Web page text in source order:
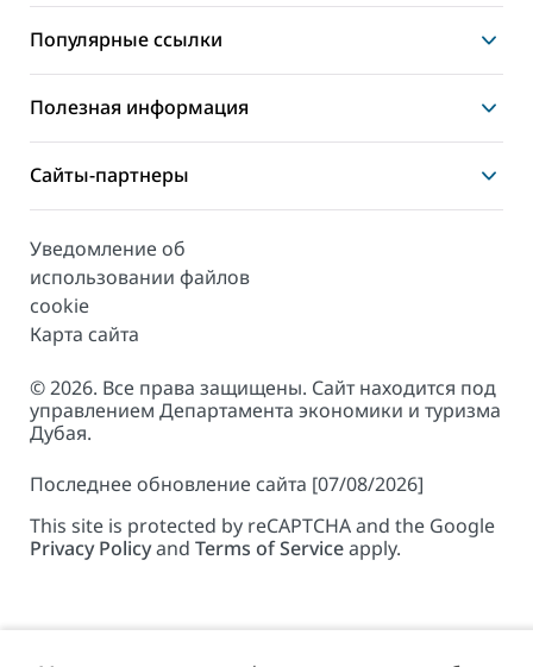
Популярные ссылки
Полезная информация
Сайты-партнеры
Уведомление об
использовании файлов
cookie
Карта сайта
© 2026. Все права защищены. Сайт находится под
управлением Департамента экономики и туризма
Дубая.
Последнее обновление сайта [07/08/2026]
This site is protected by reCAPTCHA and the Google
Privacy Policyand Terms of Serviceapply.